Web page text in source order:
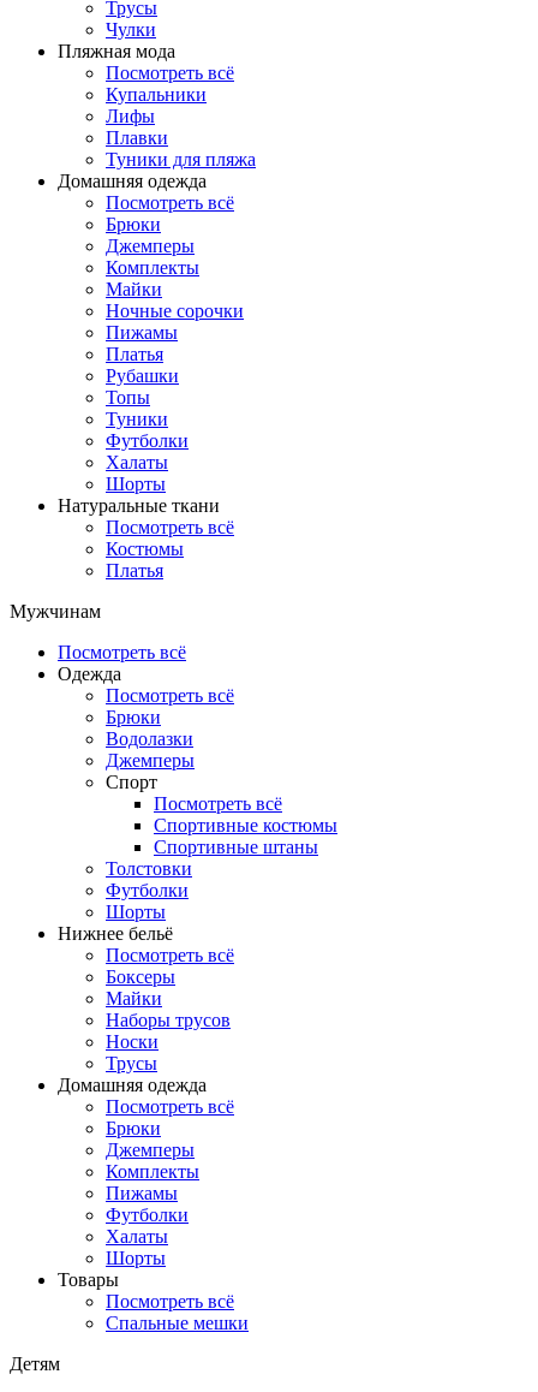
Трусы
Чулки
Пляжная мода
Посмотреть всё
Купальники
Лифы
Плавки
Туники для пляжа
Домашняя одежда
Посмотреть всё
Брюки
Джемперы
Комплекты
Майки
Ночные сорочки
Пижамы
Платья
Рубашки
Топы
Туники
Футболки
Халаты
Шорты
Натуральные ткани
Посмотреть всё
Костюмы
Платья
Мужчинам
Посмотреть всё
Одежда
Посмотреть всё
Брюки
Водолазки
Джемперы
Спорт
Посмотреть всё
Спортивные костюмы
Спортивные штаны
Толстовки
Футболки
Шорты
Нижнее бельё
Посмотреть всё
Боксеры
Майки
Наборы трусов
Носки
Трусы
Домашняя одежда
Посмотреть всё
Брюки
Джемперы
Комплекты
Пижамы
Футболки
Халаты
Шорты
Товары
Посмотреть всё
Спальные мешки
Детям